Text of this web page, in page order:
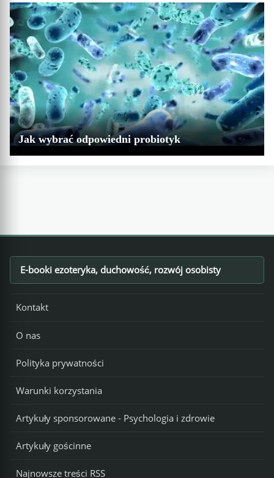
Jak wybrać odpowiedni probiotyk
Footer
E-booki ezoteryka, duchowość, rozwój osobisty
Kontakt
O nas
Polityka prywatności
Warunki korzystania
Artykuły sponsorowane - Psychologia i zdrowie
Artykuły gościnne
Najnowsze treści RSS